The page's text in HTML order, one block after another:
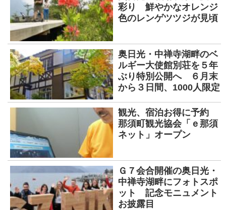
彩り 鮮やかなオレンジ
色のレンゲツツジが見頃
奥日光・中禅寺湖畔のベ
ルギー大使館別荘を５年
ぶり特別公開へ ６月末
から３日間、1000人限定
観光、宿泊お得に予約
那須町観光協会「ｅ那須
ネット」オープン
Ｇ７会合開催の奥日光・
中禅寺湖畔にフォトスポ
ット 記念モニュメント
お披露目